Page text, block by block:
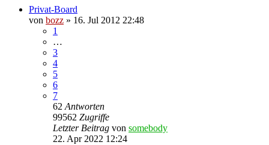
Privat-Board
von bozz » 16. Jul 2012 22:48
1
…
3
4
5
6
7
62 Antworten
99562 Zugriffe
Letzter Beitrag von somebody
22. Apr 2022 12:24